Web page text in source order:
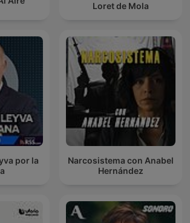
Loret de Mola
por la
Narcosistema con Anabel
Hernández